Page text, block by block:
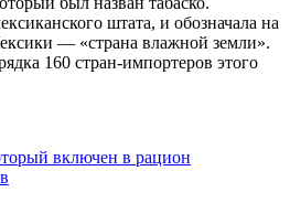
штата, и обозначала на
— «страна влажной земли».
160 стран-импортеров этого